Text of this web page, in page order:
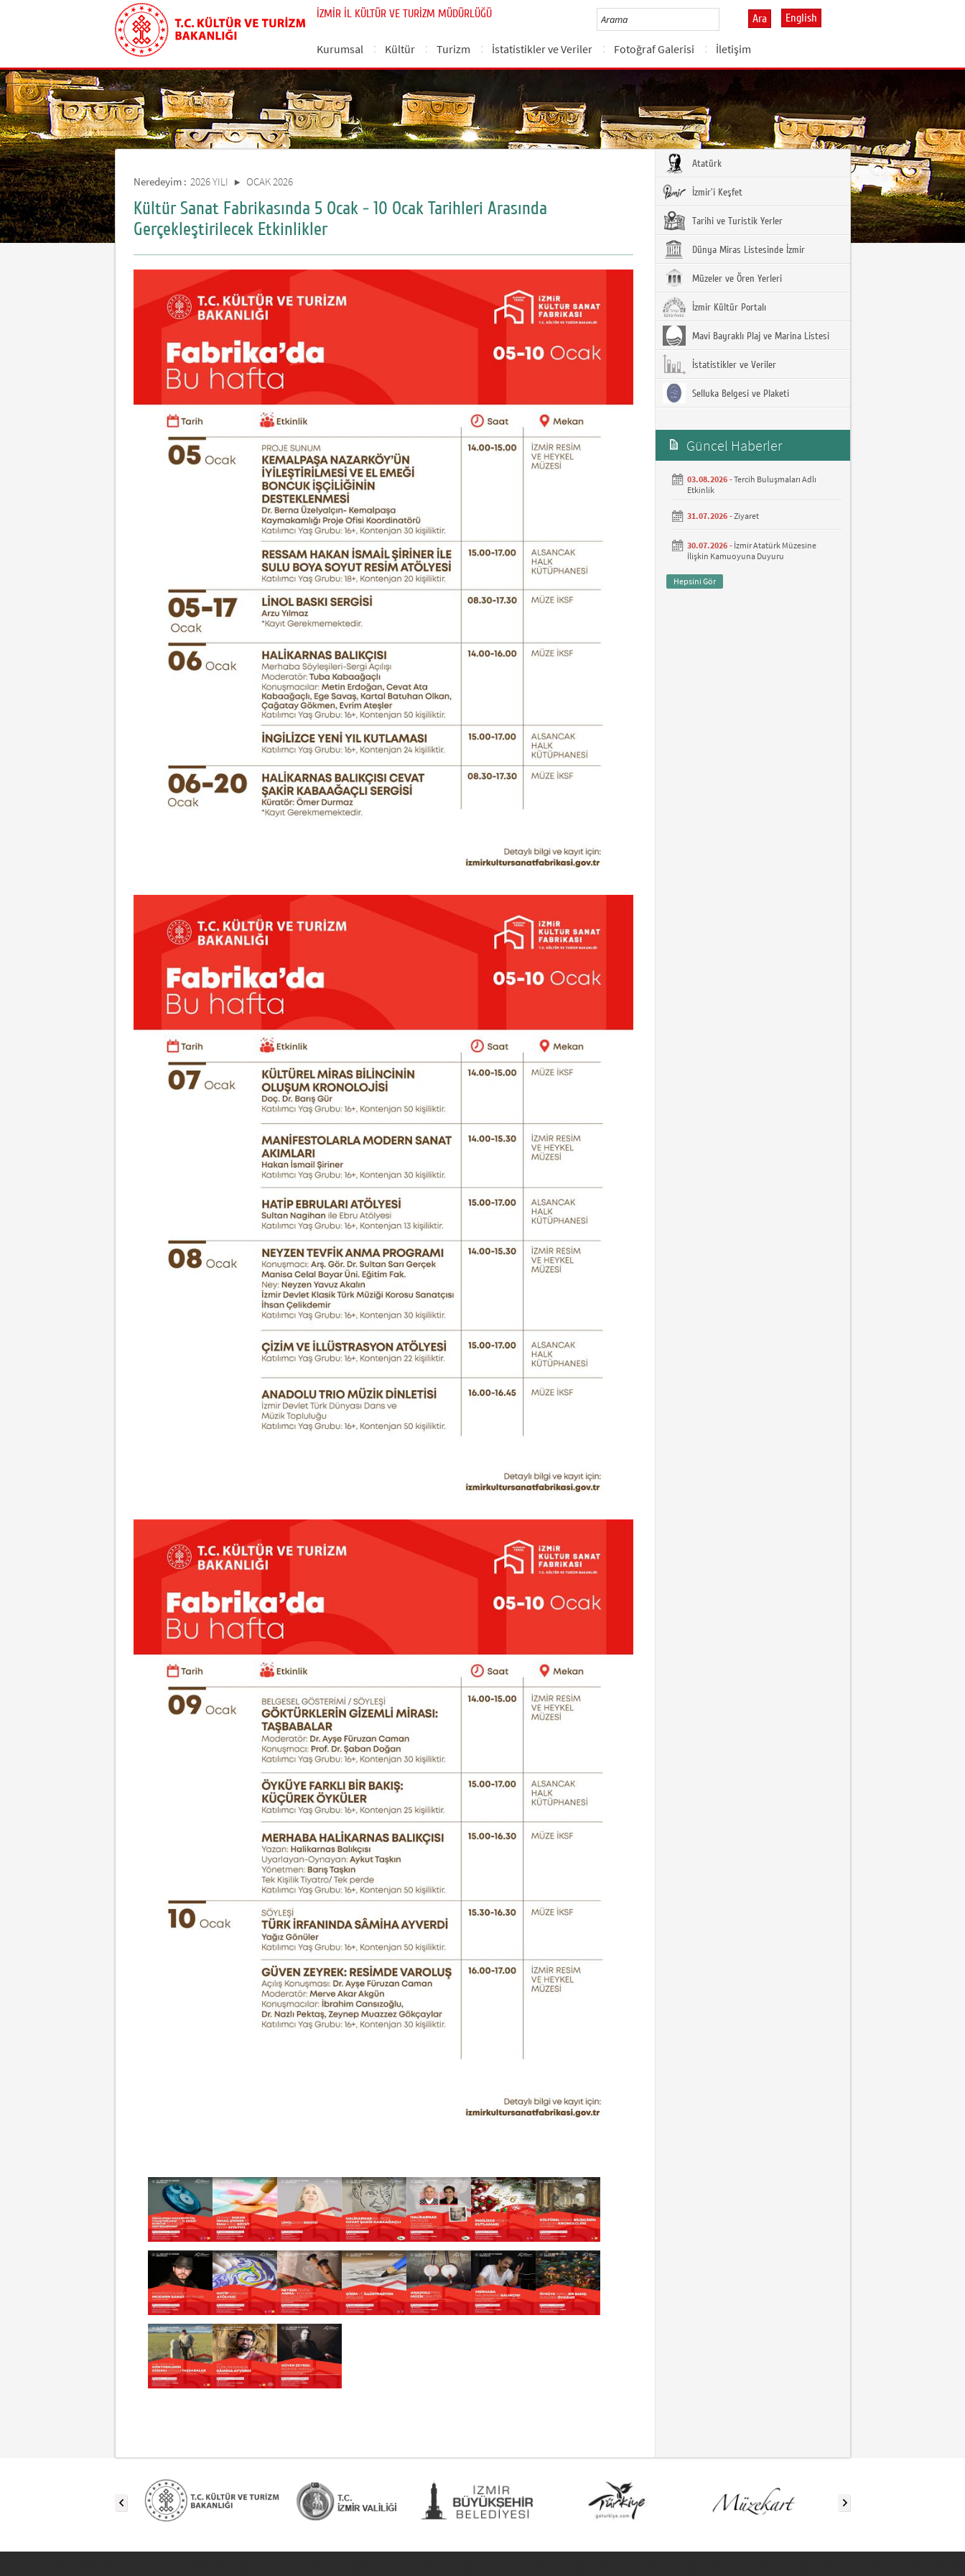
İZMİR İL KÜLTÜR VE TURİZM MÜDÜRLÜĞÜ Ara English
Kurumsal Kültür Turizm İstatistikler ve Veriler Fotoğraf Galerisi İletişim
Neredeyim : 2026 YILI OCAK 2026
Kültür Sanat Fabrikasında 5 Ocak - 10 Ocak Tarihleri Arasında
Gerçekleştirilecek Etkinlikler
Atatürk
İzmir'i Keşfet
Tarihi ve Turistik Yerler
Dünya Miras Listesinde İzmir
Müzeler ve Ören Yerleri
İzmir Kültür Portalı
Mavi Bayraklı Plaj ve Marina Listesi
İstatistikler ve Veriler
Selluka Belgesi ve Plaketi
Güncel Haberler
03.08.2026 -Tercih Buluşmaları Adlı
Etkinlik
31.07.2026 -Ziyaret
30.07.2026 - İzmir Atatürk Müzesine
İlişkin Kamuoyuna Duyuru
Hepsini Gör